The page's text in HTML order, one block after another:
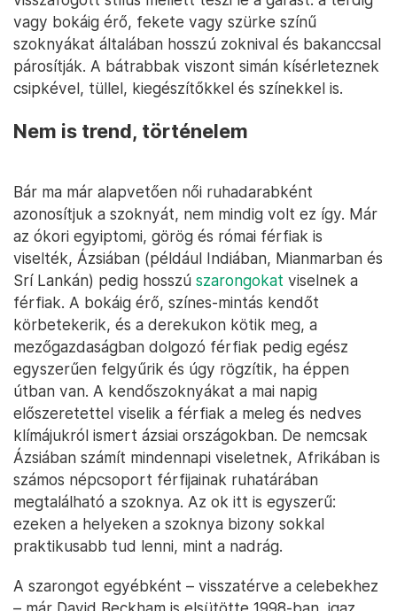
vagy bokáig érő, fekete vagy szürke színű
szoknyákat általában hosszú zoknival és bakanccsal
párosítják. A bátrabbak viszont simán kísérleteznek
csipkével, tüllel, kiegészítőkkel és színekkel is.
Nem is trend, történelem
Bár ma már alapvetően női ruhadarabként
azonosítjuk a szoknyát, nem mindig volt ez így. Már
az ókori egyiptomi, görög és római férfiak is
viselték, Ázsiában (például Indiában, Mianmarban és
Srí Lankán) pedig hosszú szarongokat viselnek a
férfiak. A bokáig érő, színes-mintás kendőt
körbetekerik, és a derekukon kötik meg, a
mezőgazdaságban dolgozó férfiak pedig egész
egyszerűen felgyűrik és úgy rögzítik, ha éppen
útban van. A kendőszoknyákat a mai napig
előszeretettel viselik a férfiak a meleg és nedves
klímájukról ismert ázsiai országokban. De nemcsak
Ázsiában számít mindennapi viseletnek, Afrikában is
számos népcsoport férfijainak ruhatárában
megtalálható a szoknya. Az ok itt is egyszerű:
ezeken a helyeken a szoknya bizony sokkal
praktikusabb tud lenni, mint a nadrág.
A szarongot egyébként – visszatérve a celebekhez